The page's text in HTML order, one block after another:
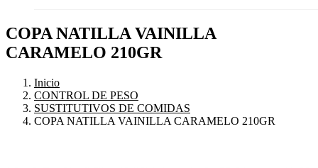
COPA NATILLA VAINILLA
CARAMELO 210GR
Inicio
CONTROL DE PESO
SUSTITUTIVOS DE COMIDAS
COPA NATILLA VAINILLA CARAMELO 210GR